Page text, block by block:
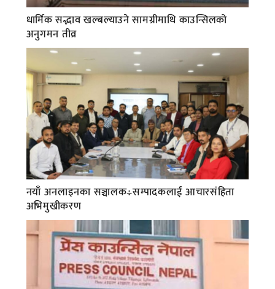
धार्मिक सद्भाव खल्बल्याउने सामग्रीमाथि काउन्सिलको
अनुगमन तीव्र
नयाँ अनलाइनका सञ्चालक÷सम्पादकलाई आचारसंहिता
अभिमुखीकरण